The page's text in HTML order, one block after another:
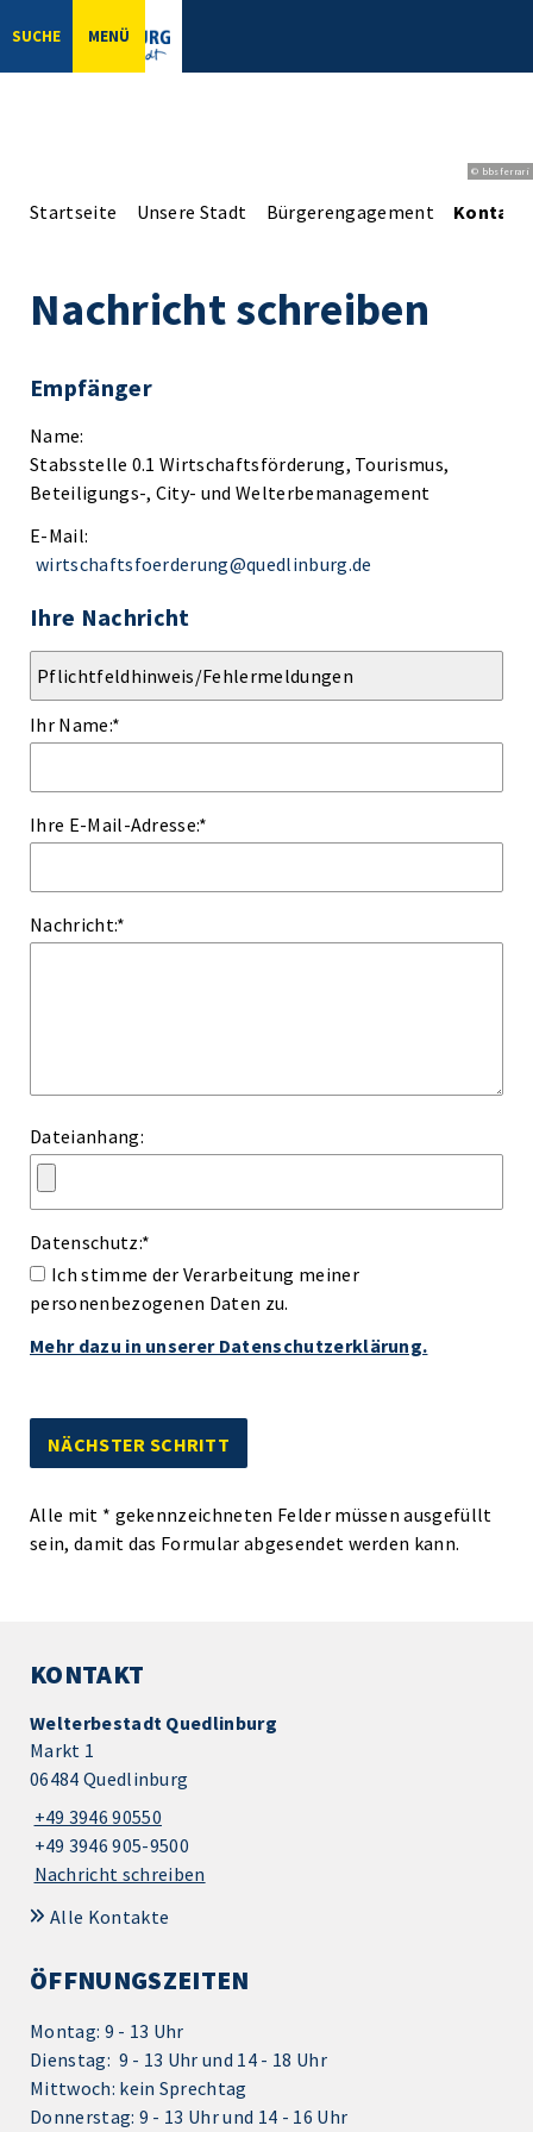
SUCHE MENÜ
© bbsferrari
Startseite Unsere Stadt Bürgerengagement
Nachricht schreiben
Empfänger
Name:
Stabsstelle 0.1 Wirtschaftsförderung, Tourismus,
Beteiligungs-, City- und Welterbemanagement
E-Mail:
wirtschaftsfoerderung@quedlinburg.de
Ihre Nachricht
Ihr Name:*
Ihre E-Mail-Adresse:*
Nachricht:*
Dateianhang:
Datenschutz:*
Ich stimme der Verarbeitung meiner
personenbezogenen Daten zu.
Mehr dazu in unserer Datenschutzerklärung.
Alle mit * gekennzeichneten Felder müssen ausgefüllt
sein, damit das Formular abgesendet werden kann.
KONTAKT
Welterbestadt Quedlinburg
Markt 1
06484 Quedlinburg
+49 3946 90550
+49 3946 905-9500
Nachricht schreiben
Alle Kontakte
ÖFFNUNGSZEITEN
Montag: 9 - 13 Uhr
Dienstag: 9 - 13 Uhr und 14 - 18 Uhr
Mittwoch: kein Sprechtag
Donnerstag: 9 - 13 Uhr und 14 - 16 Uhr